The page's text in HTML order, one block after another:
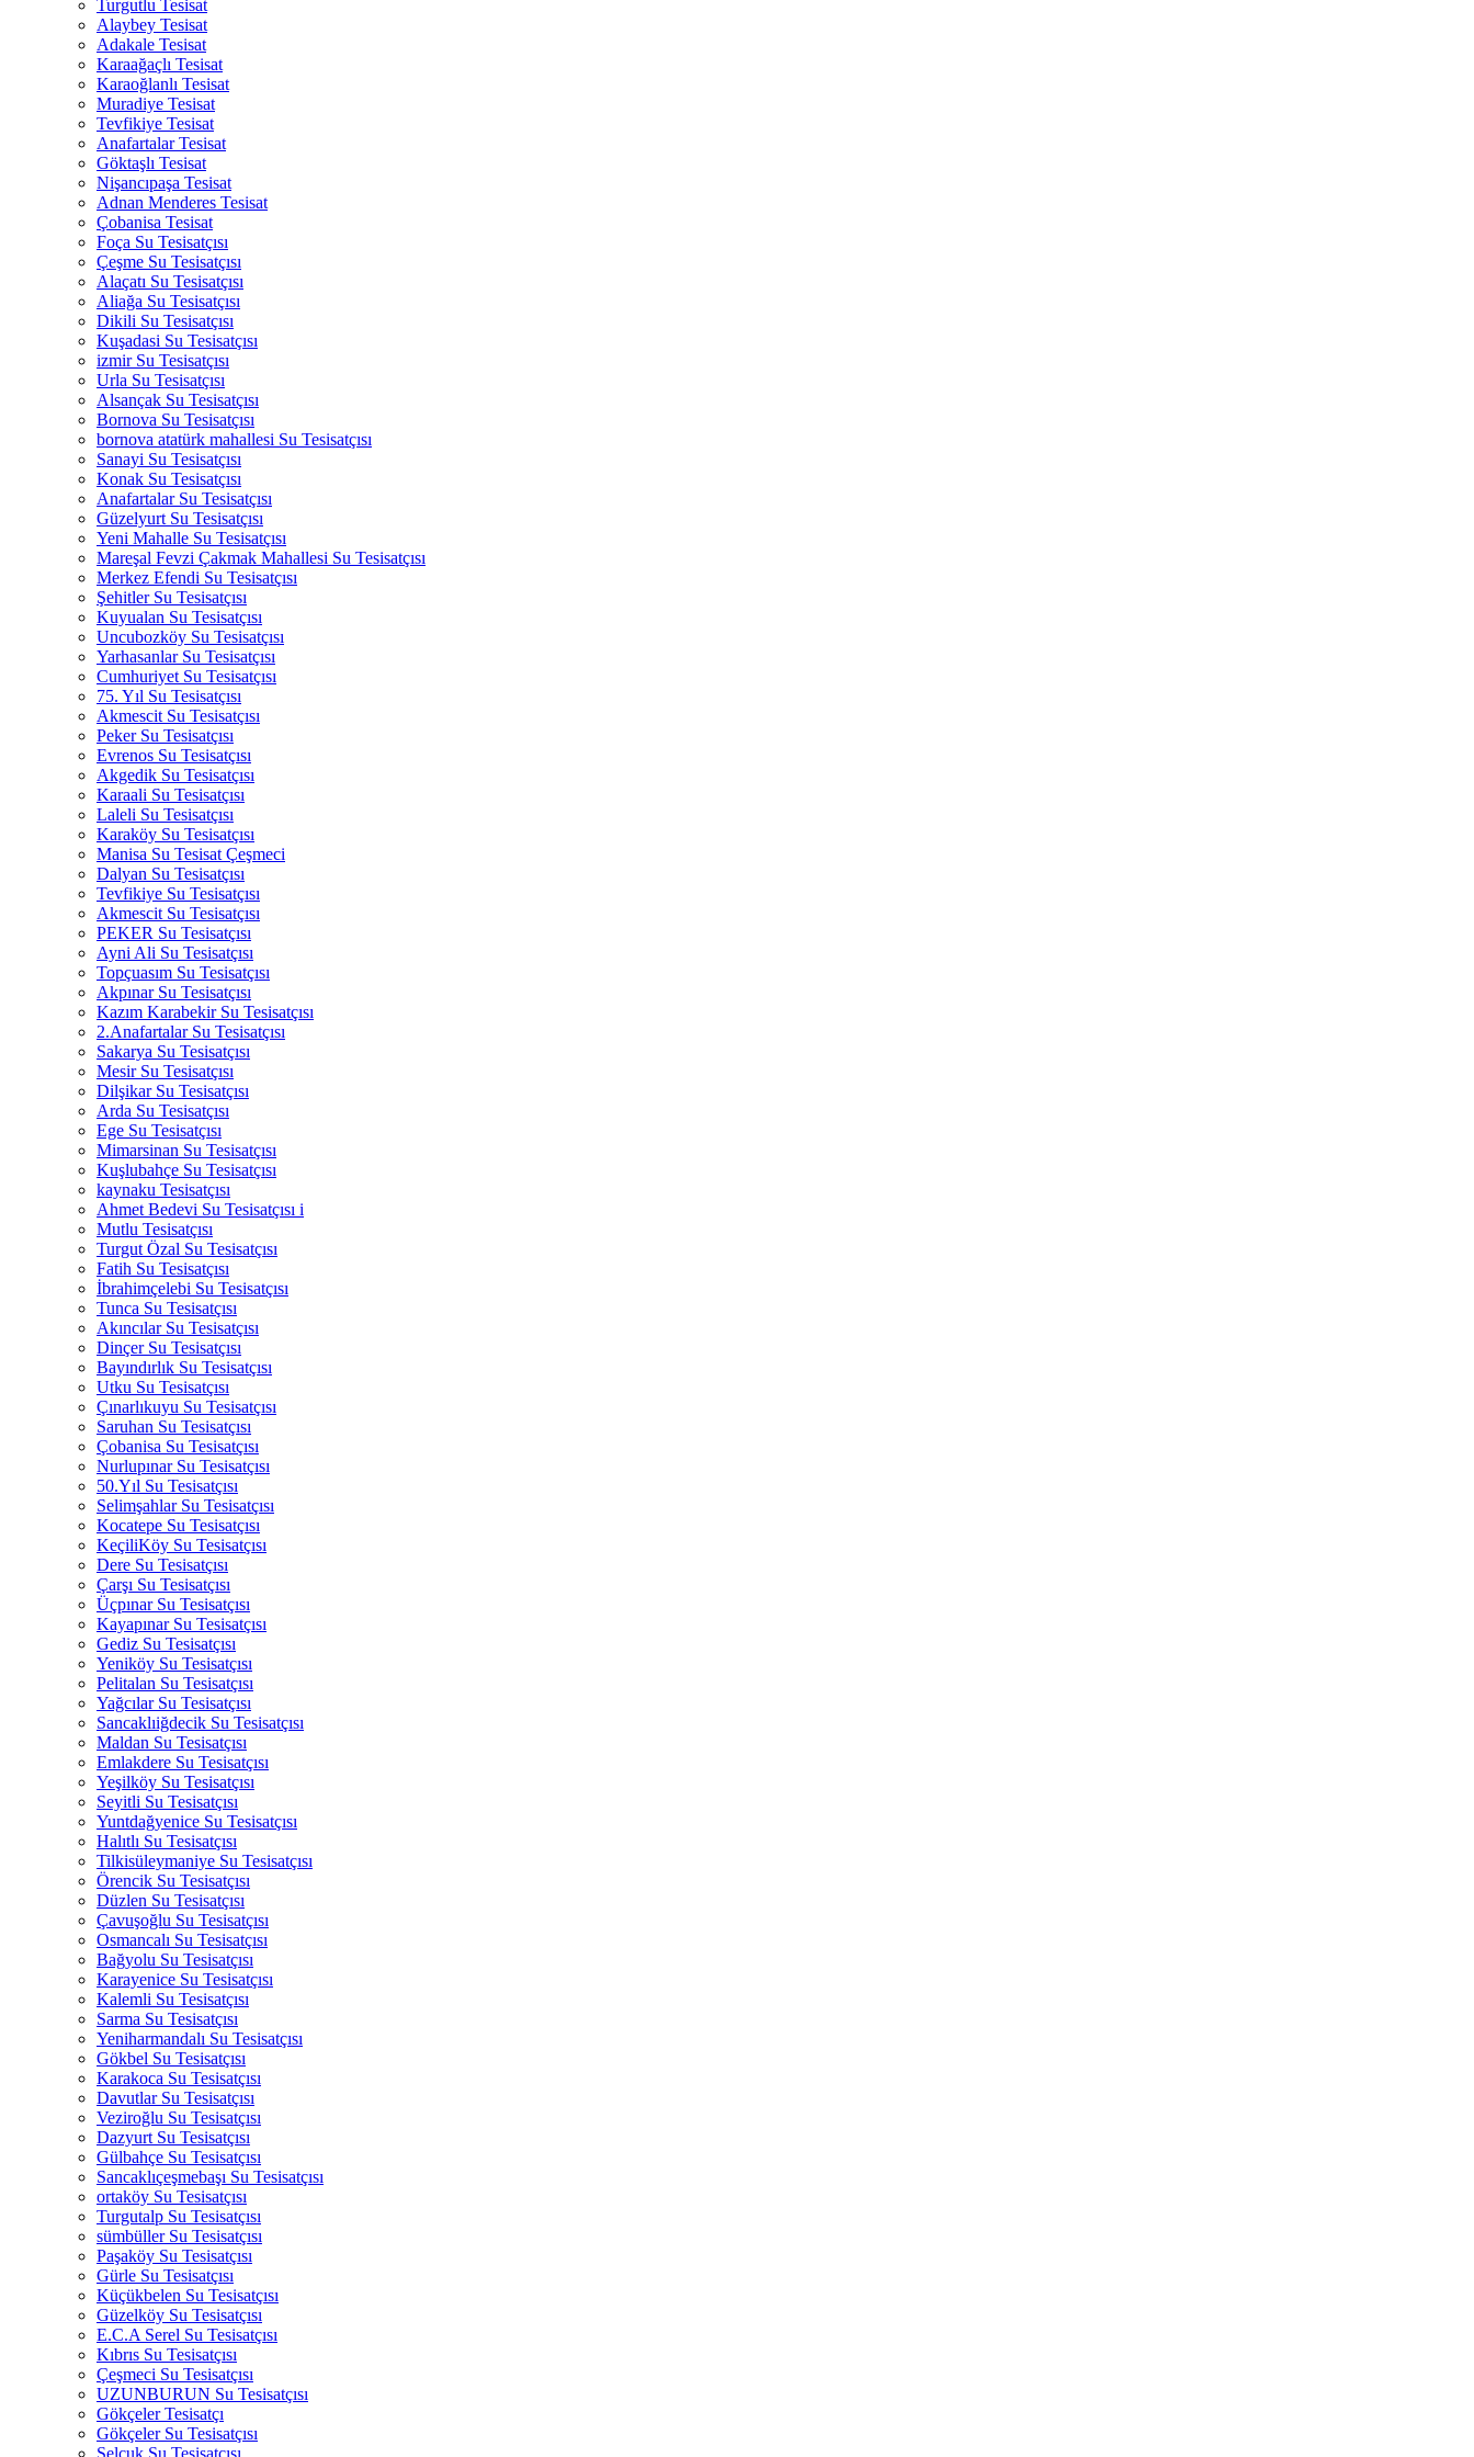
Turgutlu Tesisat
Alaybey Tesisat
Adakale Tesisat
Karaağaçlı Tesisat
Karaoğlanlı Tesisat
Muradiye Tesisat
Tevfikiye Tesisat
Anafartalar Tesisat
Göktaşlı Tesisat
Nişancıpaşa Tesisat
Adnan Menderes Tesisat
Çobanisa Tesisat
Foça Su Tesisatçısı
Çeşme Su Tesisatçısı
Alaçatı Su Tesisatçısı
Aliağa Su Tesisatçısı
Dikili Su Tesisatçısı
Kuşadasi Su Tesisatçısı
izmir Su Tesisatçısı
Urla Su Tesisatçısı
Alsançak Su Tesisatçısı
Bornova Su Tesisatçısı
bornova atatürk mahallesi Su Tesisatçısı
Sanayi Su Tesisatçısı
Konak Su Tesisatçısı
Anafartalar Su Tesisatçısı
Güzelyurt Su Tesisatçısı
Yeni Mahalle Su Tesisatçısı
Mareşal Fevzi Çakmak Mahallesi Su Tesisatçısı
Merkez Efendi Su Tesisatçısı
Şehitler Su Tesisatçısı
Kuyualan Su Tesisatçısı
Uncubozköy Su Tesisatçısı
Yarhasanlar Su Tesisatçısı
Cumhuriyet Su Tesisatçısı
75. Yıl Su Tesisatçısı
Akmescit Su Tesisatçısı
Peker Su Tesisatçısı
Evrenos Su Tesisatçısı
Akgedik Su Tesisatçısı
Karaali Su Tesisatçısı
Laleli Su Tesisatçısı
Karaköy Su Tesisatçısı
Manisa Su Tesisat Çeşmeci
Dalyan Su Tesisatçısı
Tevfikiye Su Tesisatçısı
Akmescit Su Tesisatçısı
PEKER Su Tesisatçısı
Ayni Ali Su Tesisatçısı
Topçuasım Su Tesisatçısı
Akpınar Su Tesisatçısı
Kazım Karabekir Su Tesisatçısı
2.Anafartalar Su Tesisatçısı
Sakarya Su Tesisatçısı
Mesir Su Tesisatçısı
Dilşikar Su Tesisatçısı
Arda Su Tesisatçısı
Ege Su Tesisatçısı
Mimarsinan Su Tesisatçısı
Kuşlubahçe Su Tesisatçısı
kaynaku Tesisatçısı
Ahmet Bedevi Su Tesisatçısı i
Mutlu Tesisatçısı
Turgut Özal Su Tesisatçısı
Fatih Su Tesisatçısı
İbrahimçelebi Su Tesisatçısı
Tunca Su Tesisatçısı
Akıncılar Su Tesisatçısı
Dinçer Su Tesisatçısı
Bayındırlık Su Tesisatçısı
Utku Su Tesisatçısı
Çınarlıkuyu Su Tesisatçısı
Saruhan Su Tesisatçısı
Çobanisa Su Tesisatçısı
Nurlupınar Su Tesisatçısı
50.Yıl Su Tesisatçısı
Selimşahlar Su Tesisatçısı
Kocatepe Su Tesisatçısı
KeçiliKöy Su Tesisatçısı
Dere Su Tesisatçısı
Çarşı Su Tesisatçısı
Üçpınar Su Tesisatçısı
Kayapınar Su Tesisatçısı
Gediz Su Tesisatçısı
Yeniköy Su Tesisatçısı
Pelitalan Su Tesisatçısı
Yağcılar Su Tesisatçısı
Sancaklıiğdecik Su Tesisatçısı
Maldan Su Tesisatçısı
Emlakdere Su Tesisatçısı
Yeşilköy Su Tesisatçısı
Seyitli Su Tesisatçısı
Yuntdağyenice Su Tesisatçısı
Halıtlı Su Tesisatçısı
Tilkisüleymaniye Su Tesisatçısı
Örencik Su Tesisatçısı
Düzlen Su Tesisatçısı
Çavuşoğlu Su Tesisatçısı
Osmancalı Su Tesisatçısı
Bağyolu Su Tesisatçısı
Karayenice Su Tesisatçısı
Kalemli Su Tesisatçısı
Sarma Su Tesisatçısı
Yeniharmandalı Su Tesisatçısı
Gökbel Su Tesisatçısı
Karakoca Su Tesisatçısı
Davutlar Su Tesisatçısı
Veziroğlu Su Tesisatçısı
Dazyurt Su Tesisatçısı
Gülbahçe Su Tesisatçısı
Sancaklıçeşmebaşı Su Tesisatçısı
ortaköy Su Tesisatçısı
Turgutalp Su Tesisatçısı
sümbüller Su Tesisatçısı
Paşaköy Su Tesisatçısı
Gürle Su Tesisatçısı
Küçükbelen Su Tesisatçısı
Güzelköy Su Tesisatçısı
E.C.A Serel Su Tesisatçısı
Kıbrıs Su Tesisatçısı
Çeşmeci Su Tesisatçısı
UZUNBURUN Su Tesisatçısı
Gökçeler Tesisatçı
Gökçeler Su Tesisatçısı
Selçuk Su Tesisatçısı